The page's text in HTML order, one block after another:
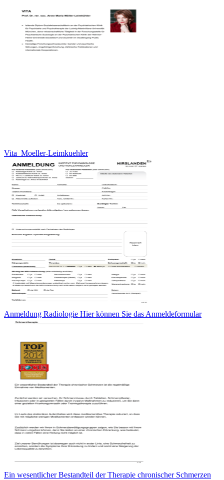
Vita_Moeller-Leimkuehler
Anmeldung Radiologie Hier können Sie das Anmeldeformular
Ein wesentlicher Bestandteil der Therapie chronischer Schmerzen